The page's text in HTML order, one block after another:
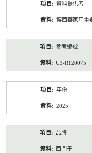
資料提供者
博西華家用電
參考編號
U3-R120075
年份
2025
品牌
西門子